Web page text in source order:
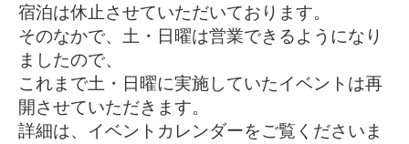
宿泊は休止させていただいております。
そのなかで、土・日曜は営業できるようになり
ましたので、
これまで土・日曜に実施していたイベントは再
開させていただきます。
詳細は、イベントカレンダーをご覧くださいま